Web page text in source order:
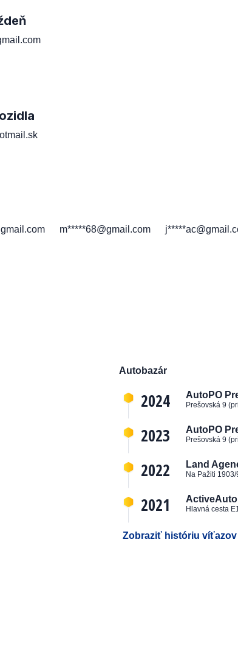
m*****68@gmail.com
Autobazár
2024 AutoPO
Prešovská 9
2023 AutoPO
Prešovská 9
2022 Land
Na Pažiti
2021 ActiveAuto
Hlavná cesta
Zobraziť históriu víťazov